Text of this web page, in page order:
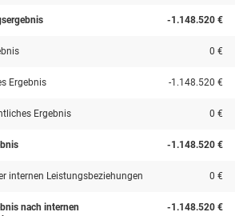
-1.148.520 €
0 €
Ergebnis -1.148.520 €
Ergebnis 0 €
-1.148.520 €
internen Leistungsbeziehungen 0 €
nach internen
-1.148.520 €